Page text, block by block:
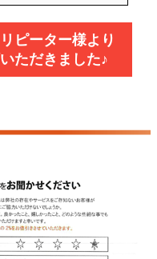
ピーター様より
ただきました♪